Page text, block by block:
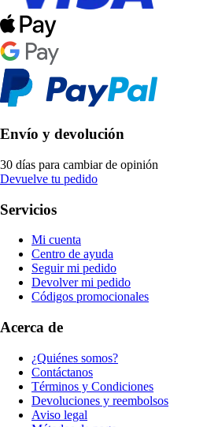
Envío y devolución
30 días para cambiar de opinión
Devuelve tu pedido
Servicios
Mi cuenta
Centro de ayuda
Seguir mi pedido
Devolver mi pedido
Códigos promocionales
Acerca de
¿Quiénes somos?
Contáctanos
Términos y Condiciones
Devoluciones y reembolsos
Aviso legal